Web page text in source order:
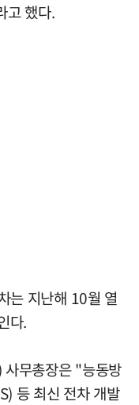
고 했다.
는 지난해 10월 열
다.
사무총장은 "능동방
등 최신 전차 개발